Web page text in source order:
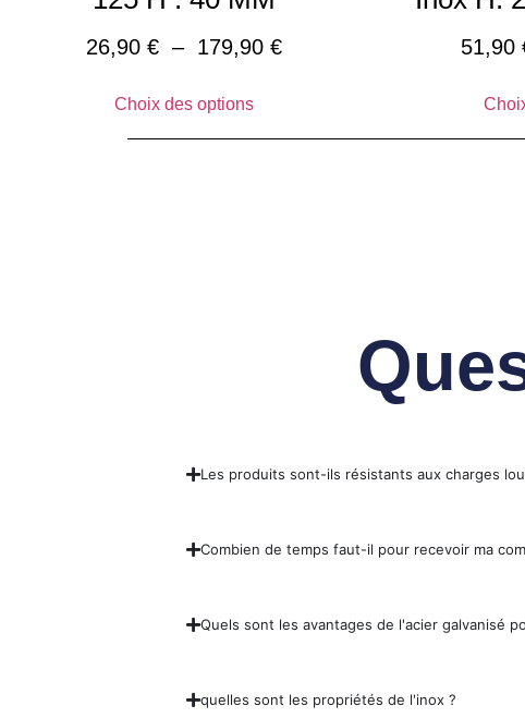
26,90€ – 179,90€
Choix des options
51,90
Les produits sont-ils résistants aux charges
Combien de temps faut-il pour recevoir ma
Quels sont les avantages de l'acier galvanisé
quelles sont les propriétés de l'inox ?